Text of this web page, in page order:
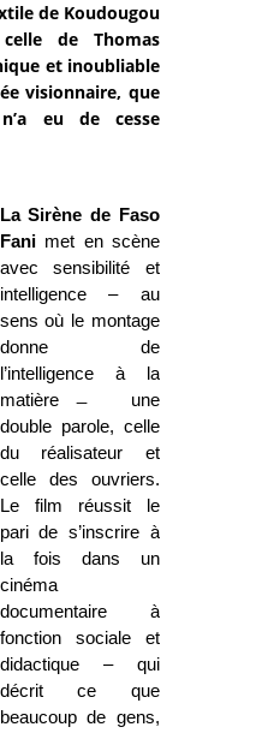
de Koudougou
de Thomas
et inoubliable
visionnaire, que
eu de cesse
La Sirène de Faso
Fanimet en scène
avec sensibilité et
intelligence – au
sens où le montage
donne de
l’intelligence à la
matière ̶ une
double parole, celle
du réalisateur et
celle des ouvriers.
Le film réussit le
pari de s’inscrire à
la fois dans un
cinéma
documentaire à
fonction sociale et
didactique – qui
décrit ce que
beaucoup de gens,